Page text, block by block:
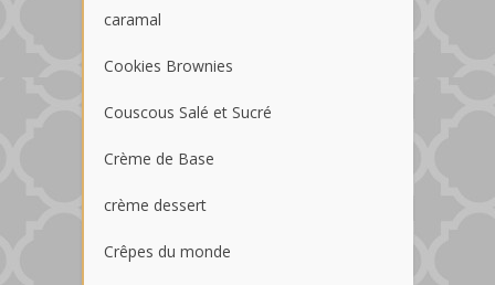
caramal
Cookies Brownies
Couscous Salé et Sucré
Crème de Base
crème dessert
Crêpes du monde